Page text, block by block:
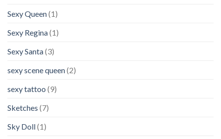
Sexy Queen(1)
Sexy Regina(1)
Sexy Santa(3)
sexy scene queen(2)
sexy tattoo (9)
Sketches (7)
Sky Doll(1)